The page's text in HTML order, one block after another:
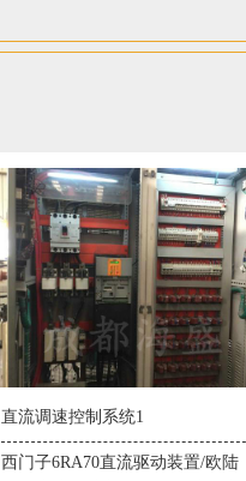
塑料机械控制系统1
典型的塑料生产线电控系统配置：